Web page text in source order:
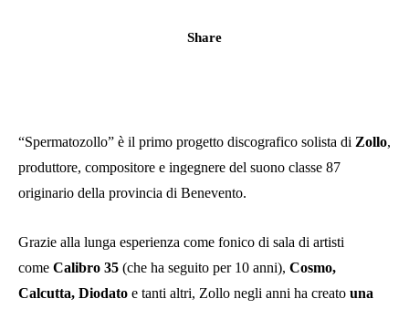
Share
“Spermatozollo” è il primo progetto discografico solista di Zollo,
produttore, compositore e ingegnere del suono classe 87
originario della provincia di Benevento.
Grazie alla lunga esperienza come fonico di sala di artisti
come Calibro 35 (che ha seguito per 10 anni), Cosmo,
Calcutta, Diodato e tanti altri, Zollo negli anni ha creato una